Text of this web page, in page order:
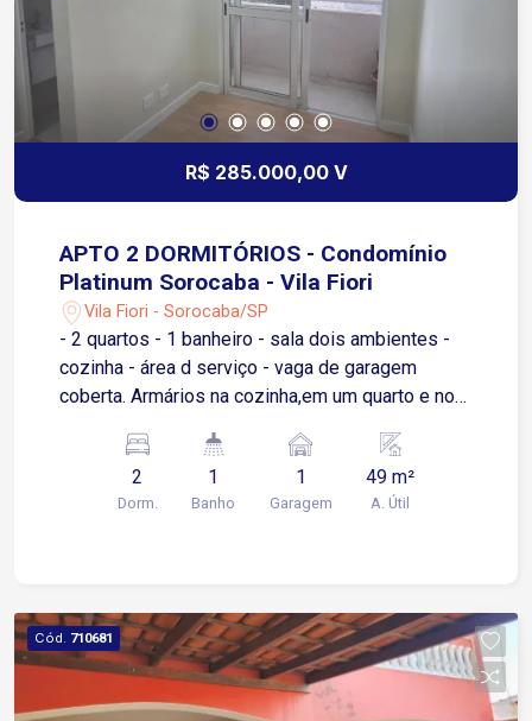
churrascos memoráveis com quem você ama. O
Condomínio Vila Grimaldi oferece toda a
segurança e tranquilidade que você e sua família
merecem. É a oportunidade ideal para quem
busca qualidade de vida em uma região
valorizada de Sorocaba
R$ 285.000,00 V
APTO 2 DORMITÓRIOS - Condomínio
Platinum Sorocaba - Vila Fiori
Vila Fiori - Sorocaba/SP
- 2 quartos - 1 banheiro - sala dois ambientes -
cozinha - área d serviço - vaga de garagem
coberta. Armários na cozinha,em um quarto e no
fechadura eletrônica, iluminação completa, sanca
de gesso na sala. Área de lazer no condomínio:
piscina/churrasqueira completa/salão de
2
Dorm.
1
Banho
1
Garagem
49 m²
A. Útil
Cód. 710681